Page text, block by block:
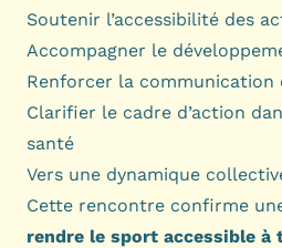
Soutenir l’accessibilité des
Accompagner le
Renforcer la communication
Clarifier le cadre d’action
santé
Vers une dynamique
Cette rencontre confirme
rendre le sport accessible à